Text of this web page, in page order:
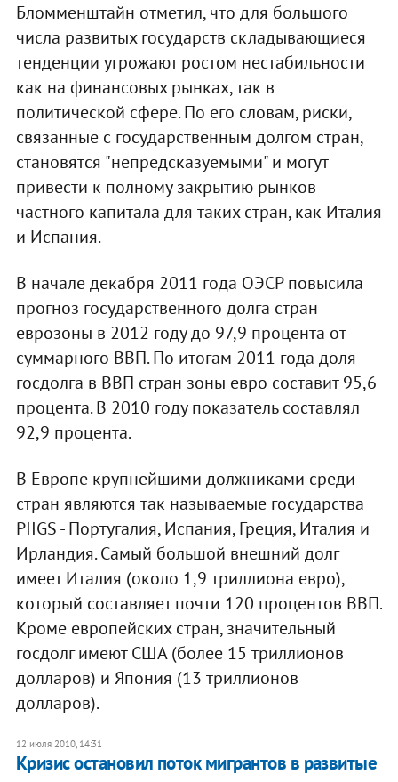
Бломменштайн отметил, что для большого
числа развитых государств складывающиеся
тенденции угрожают ростом нестабильности
как на финансовых рынках, так в
политической сфере. По его словам, риски,
связанные с государственным долгом стран,
становятся "непредсказуемыми" и могут
привести к полному закрытию рынков
частного капитала для таких стран, как Италия
и Испания.
В начале декабря 2011 года ОЭСР повысила
прогноз государственного долга стран
еврозоны в 2012 году до 97,9 процента от
суммарного ВВП. По итогам 2011 года доля
госдолга в ВВП стран зоны евро составит 95,6
процента. В 2010 году показатель составлял
92,9 процента.
В Европе крупнейшими должниками среди
стран являются так называемые государства
PIIGS - Португалия, Испания, Греция, Италия и
Ирландия. Самый большой внешний долг
имеет Италия (около 1,9 триллиона евро),
который составляет почти 120 процентов ВВП.
Кроме европейских стран, значительный
госдолг имеют США (более 15 триллионов
долларов) и Япония (13 триллионов
долларов).
12 июля 2010, 14:31
Кризис остановил поток мигрантов в развитые